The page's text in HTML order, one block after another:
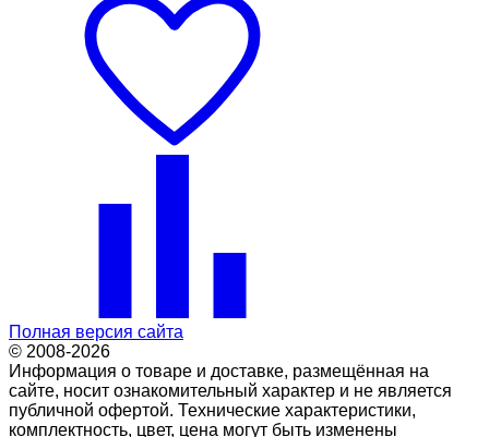
Полная версия сайта
© 2008-2026
Информация о товаре и доставке, размещённая на
сайте, носит ознакомительный характер и не является
публичной офертой. Технические характеристики,
комплектность, цвет, цена могут быть изменены